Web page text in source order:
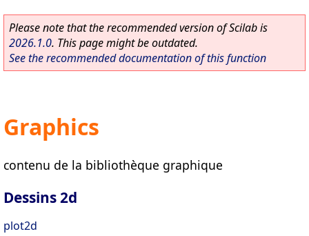
Please note that the recommended version of Scilab is
2026.1.0. This page might be outdated.
See the recommended documentation of this function
Graphics
contenu de la bibliothèque graphique
Dessins 2d
plot2d